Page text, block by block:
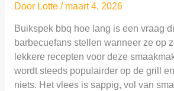
Door Lotte / maart 4, 2026
Buikspek bbq hoe lang is een vraag
barbecuefans stellen wanneer ze op
lekkere recepten voor deze
wordt steeds populairder op de grill
niets. Het vlees is sappig, vol van